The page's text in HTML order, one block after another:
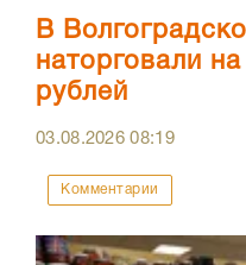
В
наторговали
рублей
03.08.202608:19
Комментарии